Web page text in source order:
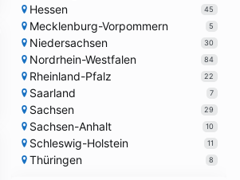
Hessen 45
Mecklenburg-Vorpommern 5
Niedersachsen 30
Nordrhein-Westfalen 84
Rheinland-Pfalz 22
Saarland 7
Sachsen 29
Sachsen-Anhalt 10
Schleswig-Holstein 11
Thüringen 8